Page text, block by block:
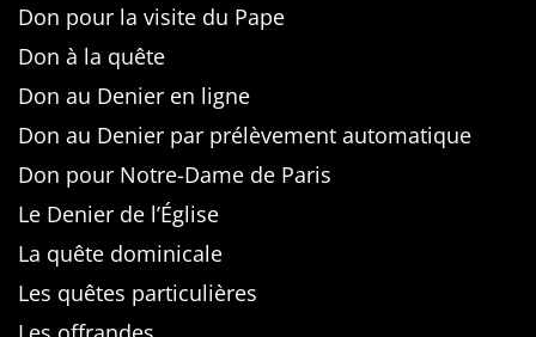
Don pour la visite du Pape
Don à la quête
Don au Denier en ligne
Don au Denier par prélèvement automatique
Don pour Notre-Dame de Paris
Le Denier de l’Église
La quête dominicale
Les quêtes particulières